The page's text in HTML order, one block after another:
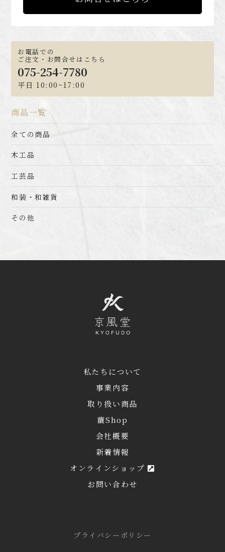
お電話での
ご注文・お問合せはこちら
075-254-7780
平日 10:00~17:00
商品一覧
全ての商品
木工品
工芸品
和装・和雑貨
その他
私たちについて
事業内容
取り扱い商品
繭Shop
会社概要
新着情報
オンラインショップ
お問い合わせ
プライバシーポリシー